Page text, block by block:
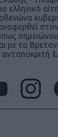
ελληνικό
με το